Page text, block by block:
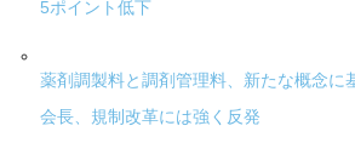
5ポイント低下
薬剤調製料と調剤管理料、新たな概念に
会長、規制改革には強く反発